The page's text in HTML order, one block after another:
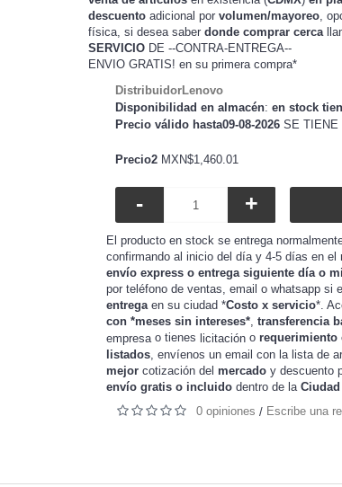
descuento adicional por volumen/mayoreo,
física, si desea saber donde comprar cerca
SERVICIO DE --CONTRA-ENTREGA--
ENVIO GRATIS! en su primera compra*
DistribuidorLenovo
Disponibilidad en almacén: en stock
Precio válido hasta09-08-2026 SE TIENE
Precio2 MXN$1,460.01
- +
El producto en stock se entrega
confirmando al inicio del día y 4-5 días en el
envío express o entrega siguiente día o
por teléfono de ventas, email o whatsapp si
entregaen su ciudad *Costo x servicio*.
con *meses sin intereses*, transferencia
empresa o tienes licitación o requerimiento
listados , envíenos un email con la lista de
mejor cotización del mercado y descuento
envío gratis o incluido dentro de la
0 opiniones / Escribe una